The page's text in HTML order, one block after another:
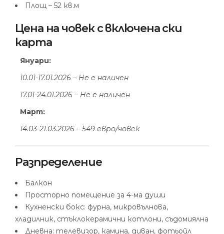
Площ – 52 кв.м
Цена на човек с включена ски
карта
Януари:
10.01-17.01.2026 – Не е наличен
17.01-24.01.2026 – Не е наличен
Март:
14.03-21.03.2026 – 549 евро/човек
Разпределение
Балкон
Просторно помещение за 4-ма души
Кухненски бокс: фурна, микровълнова,
хладилник, стъклокерамични котлони, съдомиялна
Дневна: телевизор, камина, диван, фотьойл